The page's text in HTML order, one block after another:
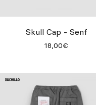
Skull Cap - Senf
18,00€